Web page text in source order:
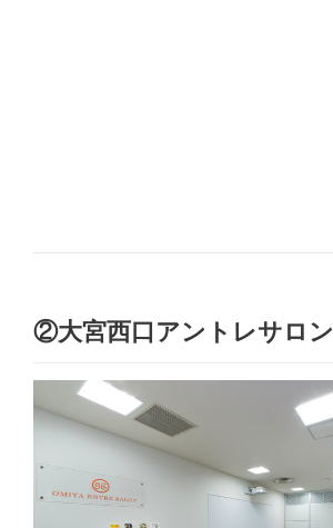
②大宮西口アントレサロン